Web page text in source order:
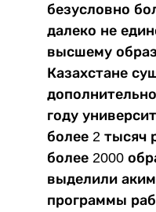
безусловно
далеко не
высшему
Казахстане
году
более 2 тысяч
более 2000
выделили
программы